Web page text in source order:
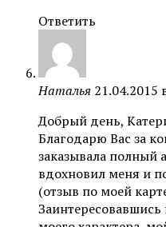
Ответить
Наталья 21.04.2015
Добрый день,
Благодарю Вас за
заказывала полный
вдохновил меня и
(отзыв по моей